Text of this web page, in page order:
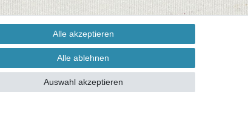
ÖFFNUNGSZEITEN
Montag - Dienstag: 8.00 - 18.00 Uhr,
Mittwoch Ruhetag, Donnerstag: 8.00 -
18.00 Uhr, Freitag 8.00 - 14.00 Uhr
KUNDENSERVICE
Alle akzeptieren
Alle ablehnen
Auswahl akzeptieren